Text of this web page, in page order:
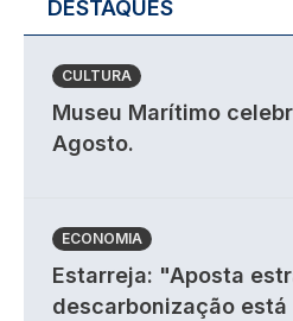
DESTAQUES
CULTURA
Museu Marítimo
Agosto.
ECONOMIA
Estarreja: "Aposta
descarbonização